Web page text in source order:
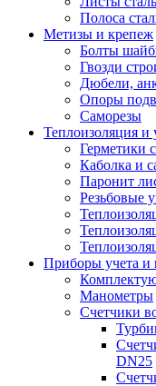
Полоса
Метизы и крепеж
Болты
Гвозди
Дюбели,
Опоры
Саморезы
Теплоизоляция и
Герметики
Каболка и
Паронит
Резьбовые
Приборы учета и
Манометры
Счетчики
DN25